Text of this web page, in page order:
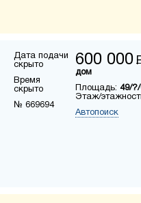
Дата подачи
скрыто
Время
скрыто
№ 669694
600 000
дом
Площадь: 49/
Этаж/
Автопоиск